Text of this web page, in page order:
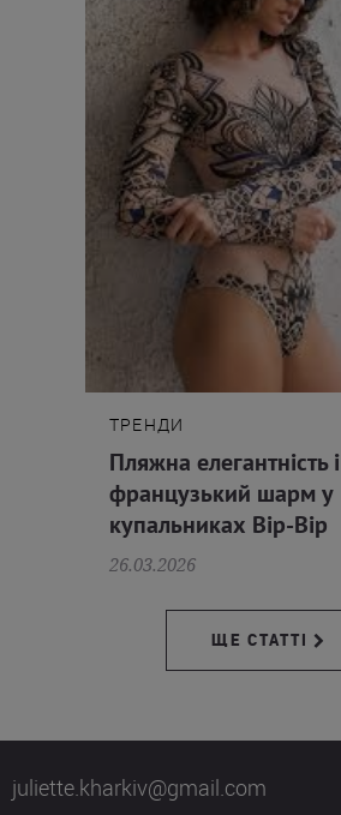
ТРЕНДИ
Пляжна елегантність і
французький шарм у
купальниках Bip-Bip
26.03.2026
ЩЕ СТАТТІ
juliette.kharkiv@gmail.com